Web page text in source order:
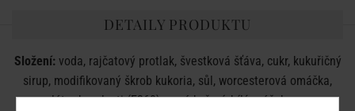
DETAILY PRODUKTU
Složení: voda, rajčatový protlak, švestková šťáva, cukr, kukuřičný
sirup, modifikovaný škrob kukoria, sůl, worcesterová omáčka,
regulátor kyselosti (E260), nové koření, bílý prášek, aroma,